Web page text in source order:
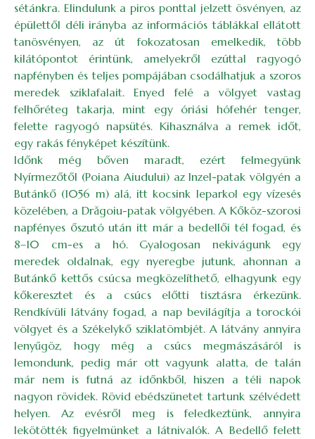
sétánkra. Elindulunk a piros ponttal jelzett ösvényen, az
épülettől déli irányba az információs táblákkal ellátott
tanösvényen, az út fokozatosan emelkedik, több
kilátópontot érintünk, amelyekről ezúttal ragyogó
napfényben és teljes pompájában csodálhatjuk a szoros
meredek sziklafalait. Enyed felé a völgyet vastag
felhőréteg takarja, mint egy óriási hófehér tenger,
felette ragyogó napsütés. Kihasználva a remek időt,
egy rakás fényképet készítünk.
Időnk még bőven maradt, ezért felmegyünk
Nyírmezőtől (Poiana Aiudului) az Inzel-patak völgyén a
Butánkő (1056 m) alá, itt kocsink leparkol egy vízesés
közelében, a Drăgoiu-patak völgyében. A Kőköz-szorosi
napfényes őszutó után itt már a bedellői tél fogad, és
8–10 cm-es a hó. Gyalogosan nekivágunk egy
meredek oldalnak, egy nyeregbe jutunk, ahonnan a
Butánkő kettős csúcsa megközelíthető, elhagyunk egy
kőkeresztet és a csúcs előtti tisztásra érkezünk.
Rendkívüli látvány fogad, a nap bevilágítja a torockói
völgyet és a Székelykő sziklatömbjét. A látvány annyira
lenyűgöz, hogy még a csúcs megmászásáról is
lemondunk, pedig már ott vagyunk alatta, de talán
már nem is futná az időnkből, hiszen a téli napok
nagyon rövidek. Rövid ebédszünetet tartunk szélvédett
helyen. Az evésről meg is feledkeztünk, annyira
lekötötték figyelmünket a látnivalók. A Bedellő felett